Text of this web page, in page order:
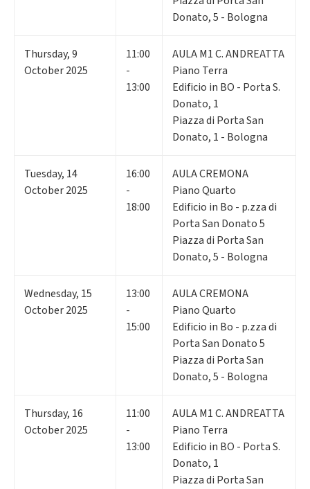
Donato, 5 - Bologna
Thursday,9
October 2025
11:00
-
13:00
AULA M1 C. ANDREATTA
Piano Terra
Edificio in BO - Porta S.
Donato, 1
Piazza di Porta San
Donato, 1 - Bologna
Tuesday, 14
October 2025
16:00
-
18:00
AULA CREMONA
Piano Quarto
Edificio in Bo - p.zza di
Porta San Donato 5
Piazza di Porta San
Donato, 5 - Bologna
Wednesday, 15
October 2025
13:00
-
15:00
AULA CREMONA
Piano Quarto
Edificio in Bo - p.zza di
Porta San Donato 5
Piazza di Porta San
Donato, 5 - Bologna
Thursday, 16
October 2025
11:00
-
13:00
AULA M1 C. ANDREATTA
Piano Terra
Edificio in BO - Porta S.
Donato, 1
Piazza di Porta San